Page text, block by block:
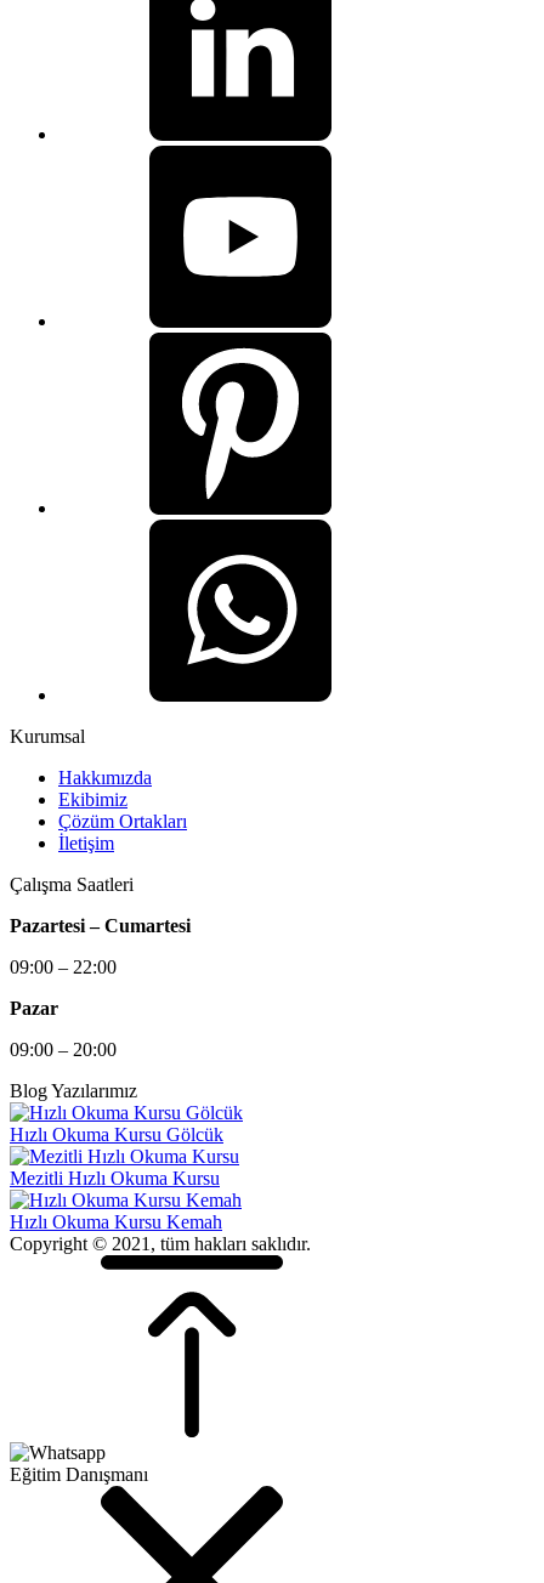
Kurumsal
Hakkımızda
Ekibimiz
Çözüm Ortakları
İletişim
Çalışma Saatleri
Pazartesi – Cumartesi
09:00 – 22:00
Pazar
09:00 – 20:00
Blog Yazılarımız
Hızlı Okuma Kursu Gölcük
Mezitli Hızlı Okuma Kursu
Hızlı Okuma Kursu Kemah
Copyright © 2021, tüm hakları saklıdır.
Eğitim Danışmanı